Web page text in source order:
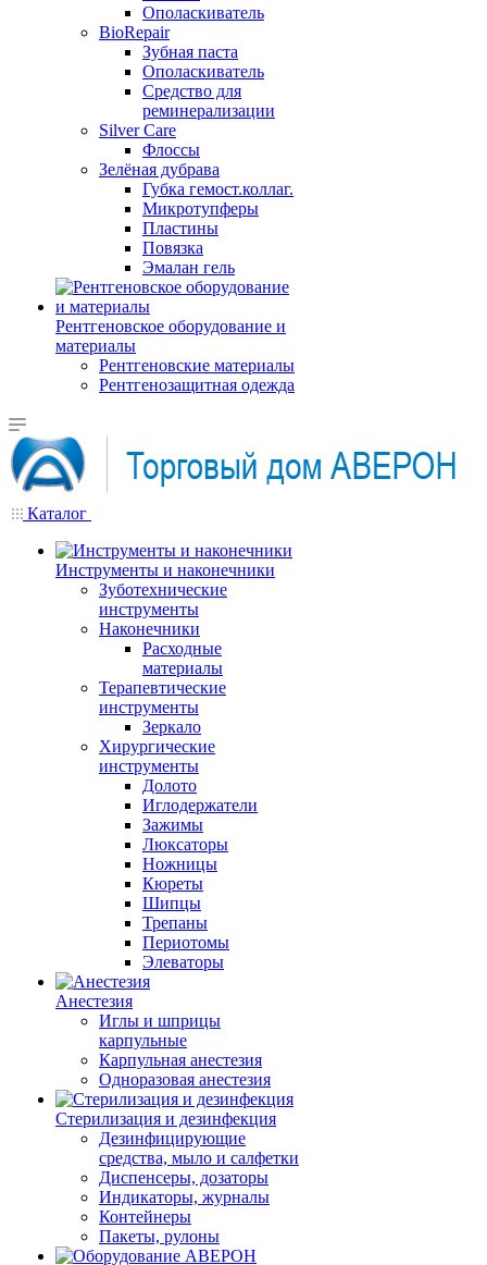
Ополаскиватель
BioRepair
Зубная паста
Ополаскиватель
Средство для
реминерализации
Silver Care
Флоссы
Зелёная дубрава
Губка гемост.коллаг.
Микротупферы
Пластины
Повязка
Эмалан гель
Рентгеновское оборудование и
материалы
Рентгеновские материалы
Рентгенозащитная одежда
Каталог
Инструменты и наконечники
Зуботехнические
инструменты
Наконечники
Расходные
материалы
Терапевтические
инструменты
Зеркало
Хирургические
инструменты
Долото
Иглодержатели
Зажимы
Люксаторы
Ножницы
Кюреты
Шипцы
Трепаны
Периотомы
Элеваторы
Анестезия
Иглы и шприцы
карпульные
Карпульная анестезия
Одноразовая анестезия
Стерилизация и дезинфекция
Дезинфицирующие
средства, мыло и салфетки
Диспенсеры, дозаторы
Индикаторы, журналы
Контейнеры
Пакеты, рулоны